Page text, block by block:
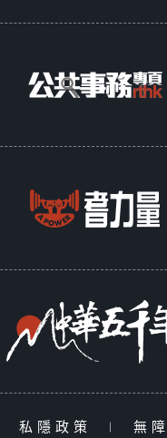
私隱政策 | 無